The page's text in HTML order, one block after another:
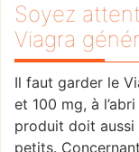
Soyez
Viagra
Il faut garder le
et 100 mg, à
produit doit
petits.